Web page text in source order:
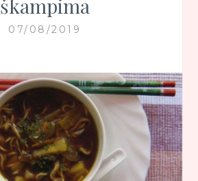
škampima
07/08/2019